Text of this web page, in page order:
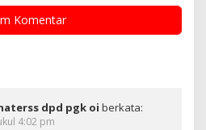
dpd pgk oi berkata:
4:02 pm